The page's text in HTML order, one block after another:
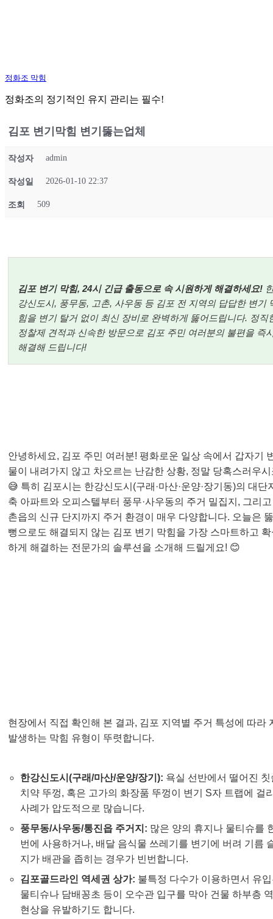
정화조 막힘
정화조의 정기적인 유지 관리는 필수!
김포 변기막힘 변기뚫는업체
작성자 admin
작성일 2026-01-10 22:37
조회 509
김포 변기 막힘, 24시 긴급 출동으로 속 시원하게 해결하세요!
강신도시, 풍무동, 고촌, 사우동 등 김포 전 지역의 답답한 변기
힘을 변기 탈거 없이 최신 장비로 완벽하게 뚫어드립니다. 정직
정찰제 견적과 신속한 방문으로 김포 주민 여러분의 불편을 즉
해결해 드립니다!
안녕하세요, 김포 주민 여러분! 평화로운 일상 속에서 갑자기
물이 내려가지 않고 차오르는 난감한 상황, 정말 당혹스러우
😅 특히 김포시는 한강신도시(구래·마산·운양·장기동)의 대단
축 아파트와 오피스텔부터 풍무·사우동의 주거 밀집지, 그리
촌읍의 신규 단지까지 주거 환경이 매우 다양합니다. 오늘은
뻥으로도 해결되지 않는 김포 변기 막힘을 가장 스마트하고 확
하게 해결하는 전문가의 솔루션을 소개해 드릴게요! 😊
현장에서 직접 확인해 본 결과, 김포 지역별 주거 특성에 따라
발생하는 막힘 유형이 뚜렷합니다.
한강신도시(구래/마산/운양/장기): 욕실 선반에서 떨어진 칫
치약 뚜껑, 혹은 고가의 화장품 뚜껑이 변기 S자 트랩에 걸
사례가 압도적으로 많습니다.
풍무동/사우동/통진읍 주거지: 많은 양의 휴지나 물티슈를
번에 사용하거나, 배달 음식물 쓰레기를 변기에 버려 기름
지가 배관을 좁히는 경우가 빈번합니다.
김포골드라인 역세권 상가: 불특정 다수가 이용하면서 유
물티슈나 담배꽁초 등이 오수관 입구를 막아 건물 하부층
현상을 유발하기도 합니다.